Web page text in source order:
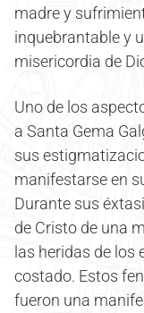
madre y
inquebrantable y
misericordia de
Uno de los
a Santa Gema
sus
manifestarse en
Durante sus
de Cristo de una
las heridas de
costado. Estos
fueron una